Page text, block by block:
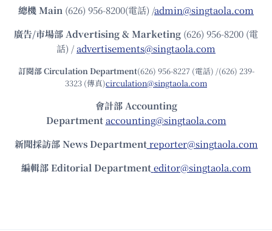
總機Main (626) 956-8200(電話) /admin@singtaola.com
廣告/市場部Advertising & Marketing (626) 956-8200 (電
話) /advertisements@singtaola.com
訂閱部 Circulation Department(626) 956-8227 (電話) /(626) 239-
3323 (傳真)circulation@singtaola.com
會計部 Accounting
Department accounting@singtaola.com
新聞採訪部 News Department reporter@singtaola.com
編輯部 Editorial Department editor@singtaola.com